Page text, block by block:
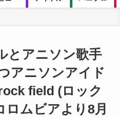
とアニソン歌手
アニソンアイド
field (ロック
ムビアより8月